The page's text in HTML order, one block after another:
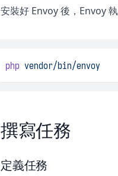
安裝好 Envoy 後，Envoy
php vendor/bin/envoy
撰寫任務
定義任務